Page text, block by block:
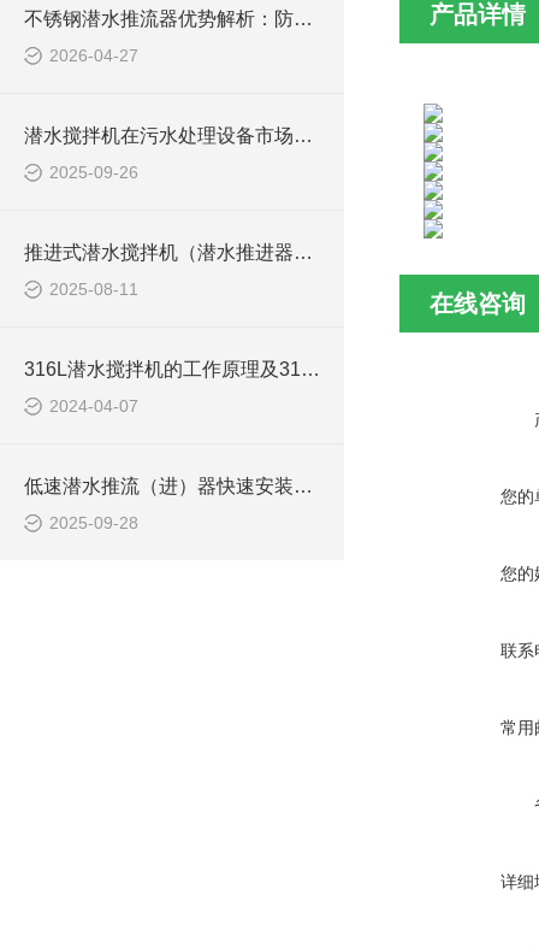
不锈钢潜水推流器优势解析：防腐耐用污水处理设备
2026-04-27
潜水搅拌机在污水处理设备市场的发展及产品优势
2025-09-26
推进式潜水搅拌机（潜水推进器）厂家讲解日常维护要点
2025-08-11
316L潜水搅拌机的工作原理及316L不锈钢潜水推进器CAD安装图、结构图
2024-04-07
低速潜水推流（进）器快速安装方法
2025-09-28
产品详情
在线咨询
您的
您的
联系
常用
详细